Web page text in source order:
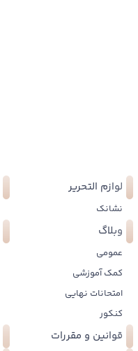
لوازم التحریر
نشانک
وبلاگ
عمومی
کمک آموزشی
امتحانات نهایی
کنکور
قوانین و مقررات